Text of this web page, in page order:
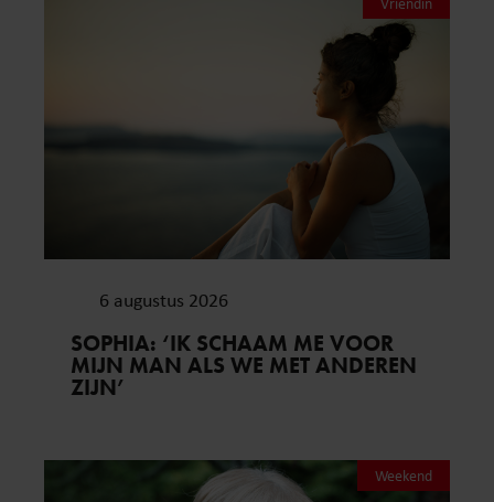
6 augustus 2026
SOPHIA: ‘IK SCHAAM ME VOOR
MIJN MAN ALS WE MET ANDEREN
ZIJN’
Weekend